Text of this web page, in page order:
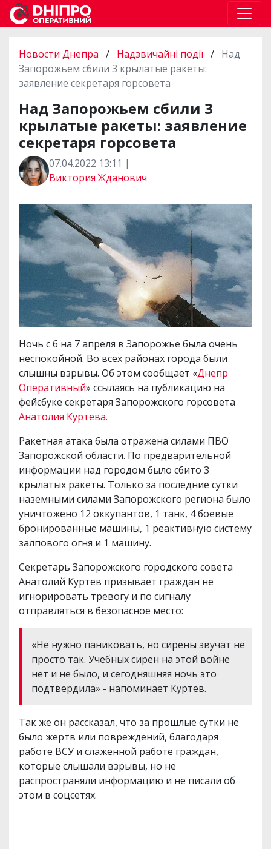
Новости Днепра / Надзвичайні події / Над
Запорожьем сбили 3 крылатые ракеты:
заявление секретаря горсовета
Над Запорожьем сбили 3
крылатые ракеты: заявление
секретаря горсовета
07.04.2022 13:11 |
Виктория Жданович
Ночь с 6 на 7 апреля в Запорожье была очень
неспокойной. Во всех районах города были
слышны взрывы. Об этом сообщает «Днепр
Оперативный» ссылаясь на публикацию на
фейсбуке секретаря Запорожского горсовета
Анатолия Куртева.
Ракетная атака была отражена силами ПВО
Запорожской области. По предварительной
информации над городом было сбито 3
крылатых ракеты. Только за последние сутки
наземными силами Запорожского региона было
уничтожено 12 оккупантов, 1 танк, 4 боевые
бронированные машины, 1 реактивную систему
залпового огня и 1 машину.
Секретарь Запорожского городского совета
Анатолий Куртев призывает граждан не
игнорировать тревогу и по сигналу
отправляться в безопасное место:
«Не нужно паниковать, но сирены звучат не
просто так. Учебных сирен на этой войне
нет и не было, и сегодняшняя ночь это
подтвердила» - напоминает Куртев.
Так же он рассказал, что за прошлые сутки не
было жертв или повреждений, благодаря
работе ВСУ и слаженной работе граждан,
которые слышали взрывы, но не
распространяли информацию и не писали об
этом в соцсетях.